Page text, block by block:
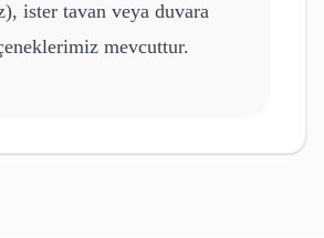
ister tavan veya duvara
mevcuttur.